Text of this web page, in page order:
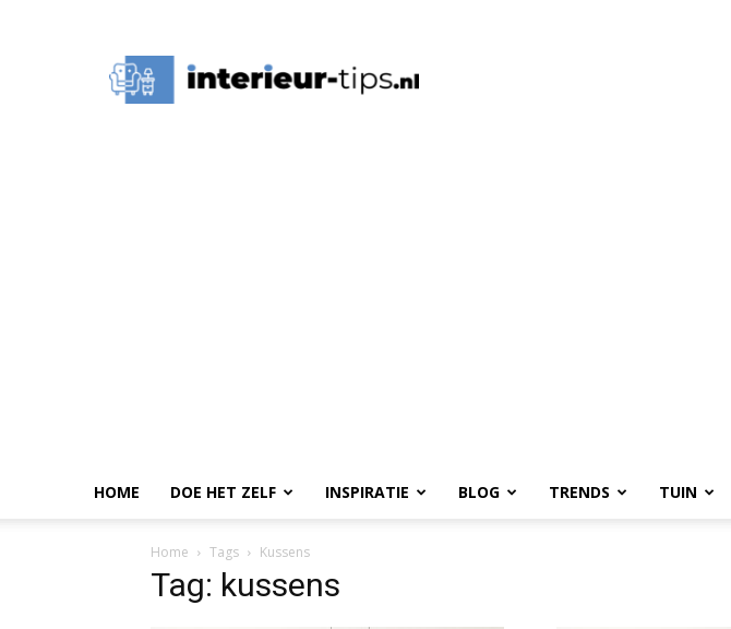
Tips,
Ideeën
HOME DOE HET ZELF INSPIRATIE BLOG TRENDS TUIN
Home Tags Kussens
Tag: kussens